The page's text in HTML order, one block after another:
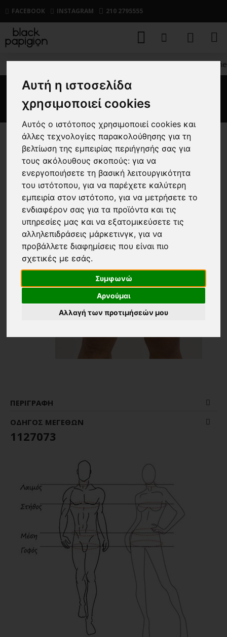
Αυτή η ιστοσελίδα
χρησιμοποιεί cookies
Αυτός ο ιστότοπος χρησιμοποιεί cookies και
άλλες τεχνολογίες παρακολούθησης για τη
βελτίωση της εμπειρίας περιήγησής σας για
τους ακόλουθους σκοπούς:για να
ενεργοποιήσετε τη βασική λειτουργικότητα
του ιστότοπου,για να παρέχετε καλύτερη
εμπειρία στον ιστότοπο,για να μετρήσετε το
ενδιαφέρον σας για τα προϊόντα και τις
υπηρεσίες μας και να εξατομικεύσετε τις
αλληλεπιδράσεις μάρκετινγκ,για να
προβάλλετε διαφημίσεις που είναι πιο
σχετικές με εσάς.
Συμφωνώ
Αρνούμαι
Αλλαγή των προτιμήσεών μου
FACEBOOK INSTAGRAM 210 2795555
ΑΝΔΡΙΚΑ ΒΕΡΜΟΥΔΕΣ ΜΑΓΙΟ Μαγιό Jack n
Μαγιό Jack n Jones γκρι
ΠΕΡΙΓΡΑΦΉ
ΟΔΗΓΌΣ ΜΕΓΕΘΏΝ
1127073